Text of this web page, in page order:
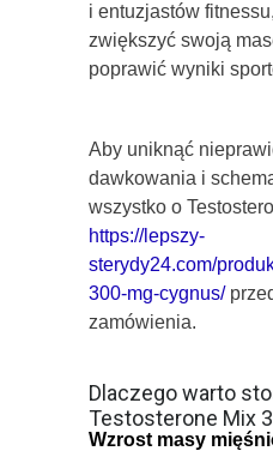
i entuzjastów
zwiększyć swoją
poprawić wyniki
Aby uniknąć
dawkowania i
wszystko o
https://lepszy-
sterydy24.com/
300-mg-cygnus/
zamówienia.
Dlaczego warto
Testosterone Mix
Wzrost masy